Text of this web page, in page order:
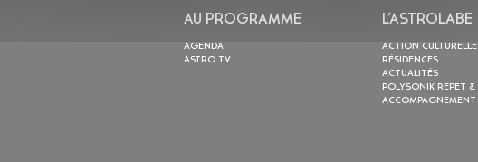
AU PROGRAMME
AGENDA
ASTRO TV
L’ASTROLABE
ACTION CULTURELLE
RÉSIDENCES
ACTUALITÉS
POLYSONIK REPET &
ACCOMPAGNEMENT